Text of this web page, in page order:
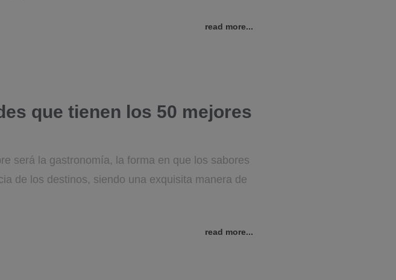
read more...
que tienen los 50 mejores
será la gastronomía, la forma en que los sabores
de los destinos, siendo una exquisita manera de
read more...